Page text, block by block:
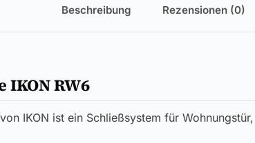
Beschreibung Rezensionen (0)
RW6
IKON ist ein Schließsystem für Wohnungstür,